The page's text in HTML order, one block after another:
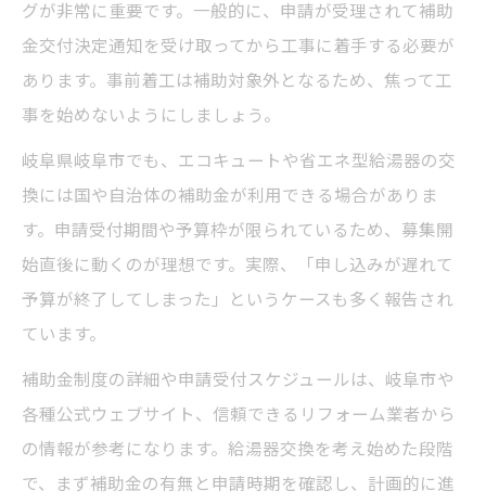
グが非常に重要です。一般的に、申請が受理されて補助
金交付決定通知を受け取ってから工事に着手する必要が
あります。事前着工は補助対象外となるため、焦って工
事を始めないようにしましょう。
岐阜県岐阜市でも、エコキュートや省エネ型給湯器の交
換には国や自治体の補助金が利用できる場合がありま
す。申請受付期間や予算枠が限られているため、募集開
始直後に動くのが理想です。実際、「申し込みが遅れて
予算が終了してしまった」というケースも多く報告され
ています。
補助金制度の詳細や申請受付スケジュールは、岐阜市や
各種公式ウェブサイト、信頼できるリフォーム業者から
の情報が参考になります。給湯器交換を考え始めた段階
で、まず補助金の有無と申請時期を確認し、計画的に進